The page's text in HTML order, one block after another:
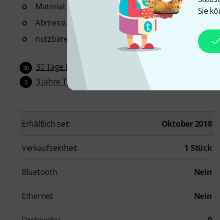
Sie
Material: Kombination aus Schaumstoff, MDF
Abmessungen (B x T): 335 x 335 mm
nutzbare Fläche (B x T): 335 x 305 mm
30 30 Tage Money-Back-Garantie
3 3 Jahre Thomann Garantie
Erhältlich seit Oktober 2018
Verkaufseinheit 1 Stück
Bluetooth Nein
Ethernet Nein